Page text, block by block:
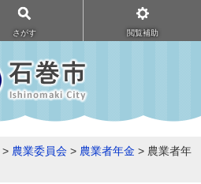
さがす 閲覧補助
> 農業委員会 > 農業者年金 > 農業者年